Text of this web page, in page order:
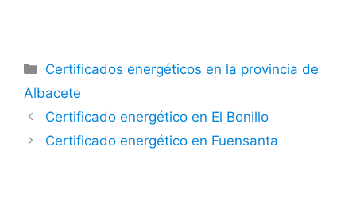
Categorías
Certificados energéticos en la provincia de
Albacete
Certificado energético en El Bonillo
Certificado energético en Fuensanta